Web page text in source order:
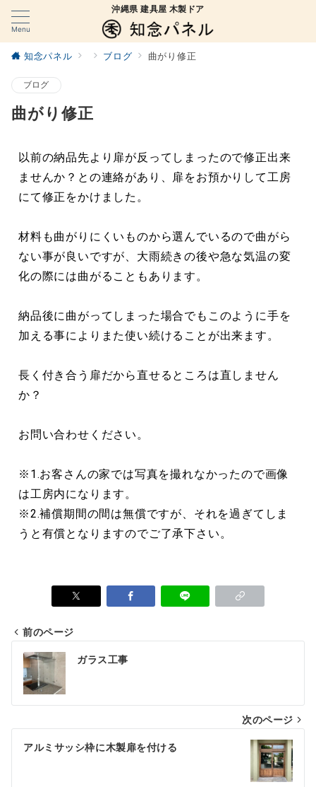
Menu
沖縄県 建具屋 木製ドア
知念パネル ブログ 曲がり修正
ブログ
曲がり修正
以前の納品先より扉が反ってしまったので修正出来
ませんか？との連絡があり、扉をお預かりして工房
にて修正をかけました。
材料も曲がりにくいものから選んでいるので曲がら
ない事が良いですが、大雨続きの後や急な気温の変
化の際には曲がることもあります。
納品後に曲がってしまった場合でもこのように手を
加える事によりまた使い続けることが出来ます。
長く付き合う扉だから直せるところは直しません
か？
お問い合わせください。
※1.お客さんの家では写真を撮れなかったので画像
は工房内になります。
※2.補償期間の間は無償ですが、それを過ぎてしま
うと有償となりますのでご了承下さい。
前のページ
ガラス工事
次のページ
アルミサッシ枠に木製扉を付ける